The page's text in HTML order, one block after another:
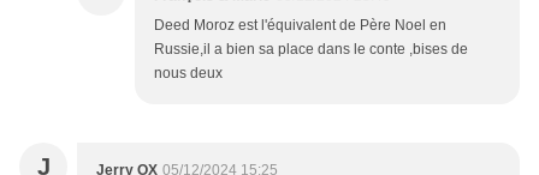
Deed Moroz est l'équivalent de Père Noel en
Russie,il a bien sa place dans le conte ,bises de
nous deux
J Jerry OX 05/12/2024 15:25